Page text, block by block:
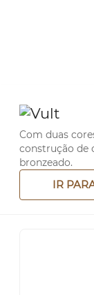
Com duas
construção de
bronzeado.
IR